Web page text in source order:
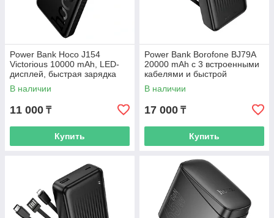
Power Bank Hoco J154
Victorious 10000 mAh, LED-
дисплей, быстрая зарядка
22.5 W, Черный
В наличии
11 000 ₸
Купить
Power Bank Borofone BJ79A
20000 mAh с 3 встроенными
кабелями и быстрой
зарядкой
В наличии
17 000 ₸
Купить